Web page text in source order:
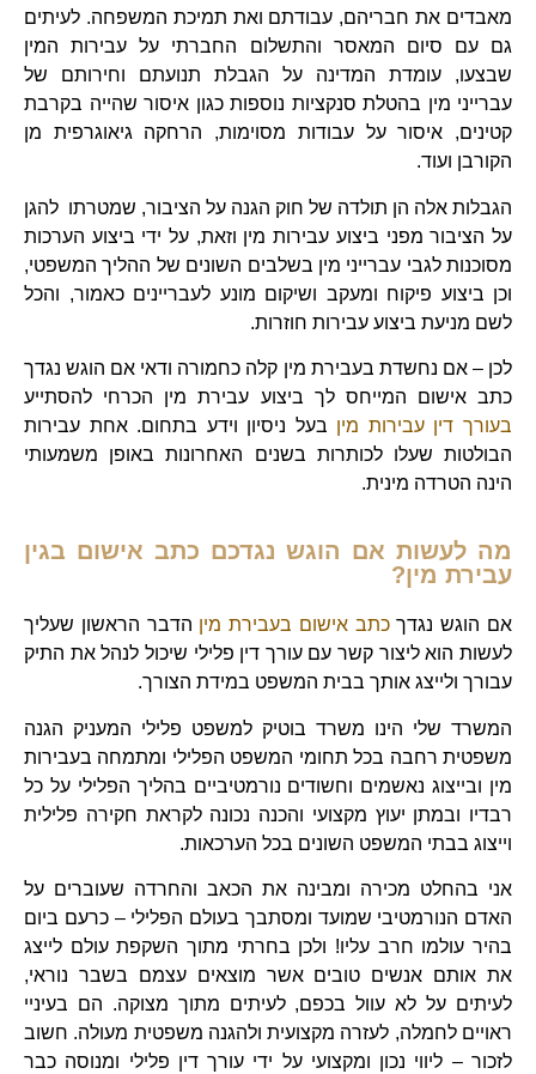
מאבדים את חבריהם, עבודתם ואת תמיכת המשפחה. לעיתים
גם עם סיום המאסר והתשלום החברתי על עבירות המין
שבצעו, עומדת המדינה על הגבלת תנועתם וחירותם של
עברייני מין בהטלת סנקציות נוספות כגון איסור שהייה בקרבת
קטינים, איסור על עבודות מסוימות, הרחקה גיאוגרפית מן
הקורבן ועוד.
הגבלות אלה הן תולדה של חוק הגנה על הציבור, שמטרתו להגן
על הציבור מפני ביצוע עבירות מין וזאת, על ידי ביצוע הערכות
מסוכנות לגבי עברייני מין בשלבים השונים של ההליך המשפטי,
וכן ביצוע פיקוח ומעקב ושיקום מונע לעבריינים כאמור, והכל
לשם מניעת ביצוע עבירות חוזרות.
לכן – אם נחשדת בעבירת מין קלה כחמורה ודאי אם הוגש נגדך
כתב אישום המייחס לך ביצוע עבירת מין הכרחי להסתייע
בעורך דין עבירות מין בעל ניסיון וידע בתחום. אחת עבירות
הבולטות שעלו לכותרות בשנים האחרונות באופן משמעותי
הינה הטרדה מינית.
מה לעשות אם הוגש נגדכם כתב אישום בגין
עבירת מין?
אם הוגש נגדךכתב אישום בעבירת מין הדבר הראשון שעליך
לעשות הוא ליצור קשר עם עורך דין פלילי שיכול לנהל את התיק
עבורך ולייצג אותך בבית המשפט במידת הצורך.
המשרד שלי הינו משרד בוטיק למשפט פלילי המעניק הגנה
משפטית רחבה בכל תחומי המשפט הפלילי ומתמחה בעבירות
מין ובייצוג נאשמים וחשודים נורמטיביים בהליך הפלילי על כל
רבדיו ובמתן יעוץ מקצועי והכנה נכונה לקראת חקירה פלילית
וייצוג בבתי המשפט השונים בכל הערכאות.
אני בהחלט מכירה ומבינה את הכאב והחרדה שעוברים על
האדם הנורמטיבי שמועד ומסתבך בעולם הפלילי – כרעם ביום
בהיר עולמו חרב עליו! ולכן בחרתי מתוך השקפת עולם לייצג
את אותם אנשים טובים אשר מוצאים עצמם בשבר נוראי,
לעיתים על לא עוול בכפם, לעיתים מתוך מצוקה. הם בעיניי
ראויים לחמלה, לעזרה מקצועית ולהגנה משפטית מעולה. חשוב
לזכור – ליווי נכון ומקצועי על ידי עורך דין פלילי ומנוסה כבר